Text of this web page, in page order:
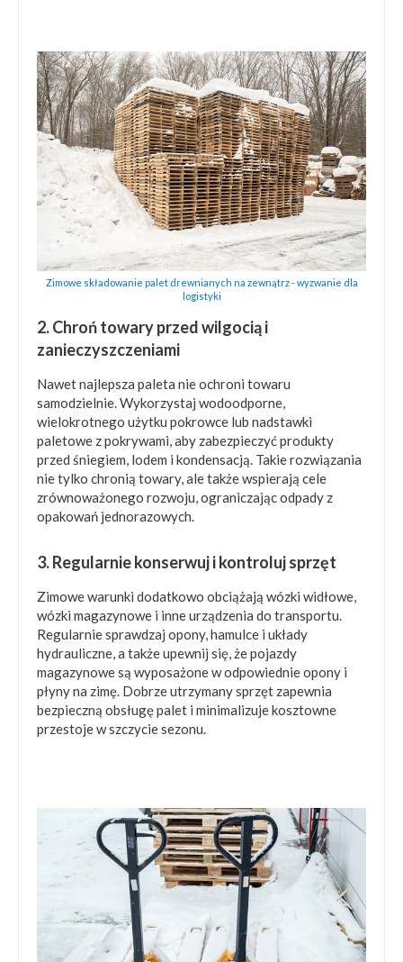
Zimowe składowanie palet drewnianych na zewnątrz - wyzwanie dla
logistyki
2. Chroń towary przed wilgocią i
zanieczyszczeniami
Nawet najlepsza paleta nie ochroni towaru
samodzielnie. Wykorzystaj wodoodporne,
wielokrotnego użytku pokrowce lub nadstawki
paletowe z pokrywami, aby zabezpieczyć produkty
przed śniegiem, lodem i kondensacją. Takie rozwiązania
nie tylko chronią towary, ale także wspierają cele
zrównoważonego rozwoju, ograniczając odpady z
opakowań jednorazowych.
3. Regularnie konserwuj i kontroluj sprzęt
Zimowe warunki dodatkowo obciążają wózki widłowe,
wózki magazynowe i inne urządzenia do transportu.
Regularnie sprawdzaj opony, hamulce i układy
hydrauliczne, a także upewnij się, że pojazdy
magazynowe są wyposażone w odpowiednie opony i
płyny na zimę. Dobrze utrzymany sprzęt zapewnia
bezpieczną obsługę palet i minimalizuje kosztowne
przestoje w szczycie sezonu.